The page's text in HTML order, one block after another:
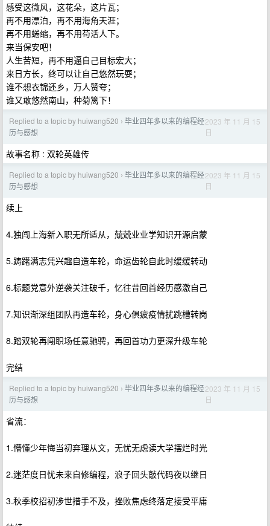
感受这微风，这花朵，这片瓦；
再不用漂泊，再不用海角天涯；
再不用蜷缩，再不用苟活人下。
来当保安吧！
人生苦短，再不用逼自己目标宏大；
来日方长，终可以让自己悠然玩耍；
谁不想衣锦还乡，万人赞夸；
谁又敢悠然南山，种菊篱下！
Replied to a topic by huiwang520 › 毕业四年多以来的编程经
历与感想
2023 年 11 月 15
日
故事名称 : 双轮英雄传
Replied to a topic by huiwang520 › 毕业四年多以来的编程经
历与感想
2023 年 11 月 15
日
续上
4.独闯上海新入职无所适从，兢兢业业学知识开源启蒙
5.踌躇满志凭兴趣自造车轮，命运齿轮自此时缓缓转动
6.标题党意外逆袭关注破千，忆往昔回首经历感激自己
7.知识渐深组团队再造车轮，身心俱疲疫情扰跳槽转岗
8.踏双轮再闯职场任意驰骋，再回首功力更深升级车轮
完结
Replied to a topic by huiwang520 › 毕业四年多以来的编程经
历与感想
2023 年 11 月 15
日
省流：
1.懵懂少年悔当初弃理从文，无忧无虑读大学摆烂时光
2.迷茫度日忧未来自修编程，浪子回头敲代码夜以继日
3.秋季校招初涉世措手不及，挫败焦虑终落定接受平庸